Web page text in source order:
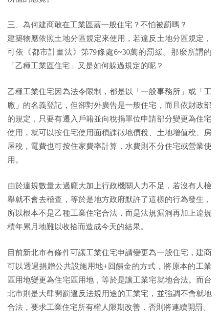
三、為何建商敢在工業區蓋一般住宅？不怕被罰嗎？
建築物應依照土地分區規定來使用，若違反土地分區規定，
可依《都市計畫法》第79條處6~30萬的罰緩。那麼所謂的
「乙種工業區住宅」又是如何躲過規定的呢？
乙種工業住宅因為法令限制，都是以「一般事務所」或「工
廠」的名義登記，但卻對外廣告是一般住宅，而且依財政部
的規定，只要有遷入戶籍並向稅捐單位申請部分變更為住宅
使用，就可以按住宅使用面積課徵地價稅、土地增值稅、房
屋稅，電費也可按住家費率計算，水費則不分住宅或營業使
用。
由於違規數量太過龐大加上行政機關人力不足，若沒有人檢
舉就不會去稽查，等於是地方政府默許了這樣的行為發生，
所以根本不是乙種工業住宅合法，而是法規漏洞再加上違規
積年累月地難以收拾而造成今天的結果。
目前新北市有條件可讓工業住宅申請變更為一般住宅，建商
可以透過捐贈公共設施用地+回饋金的方式，將原本的工業
區用地變更為住宅區用地，等於是讓工業宅就地合法。而台
北市則是大肆開罰違反法規用途的工業宅，並強調不會就地
合法，要求工業住宅所有權人限期改善，否則將連續開罰。